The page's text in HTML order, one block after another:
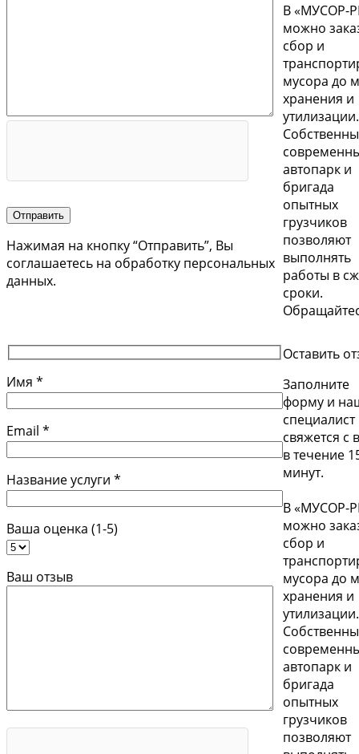
Отправить
Нажимая на кнопку “Отправить”, Вы
соглашаетесь на обработку персональных
данных.
В «МУСОР-
можно
сбор и
мусора до
хранения и
утилизации.
автопарк и
бригада
опытных
грузчиков
позволяют
выполнять
работы в
сроки.
Имя *
Email *
Название услуги *
Ваша оценка (1-5)
Ваш отзыв
Оставить
Заполните
форму и
специалист
свяжется с
в течение
минут.
В «МУСОР-
можно
сбор и
мусора до
хранения и
утилизации.
автопарк и
бригада
опытных
грузчиков
позволяют